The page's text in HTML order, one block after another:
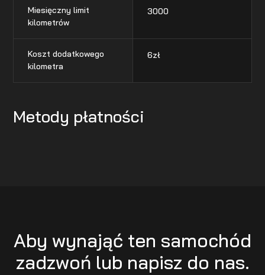
Miesięczny limit
kilometrów
3000
Koszt dodatkowego
kilometra
6zł
Metody płatności
Aby wynająć ten samochód
zadzwoń lub napisz do nas.